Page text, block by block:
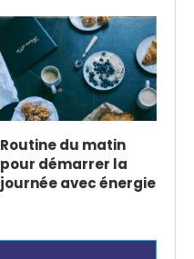
Routine du matin
pour démarrer la
journée avec énergie